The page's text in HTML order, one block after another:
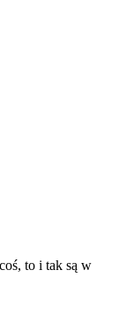
to i tak są w